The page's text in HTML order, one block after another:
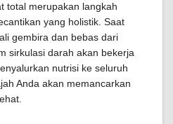
total merupakan langkah
yang holistik. Saat
gembira dan bebas dari
sirkulasi darah akan bekerja
nutrisi ke seluruh
Anda akan memancarkan